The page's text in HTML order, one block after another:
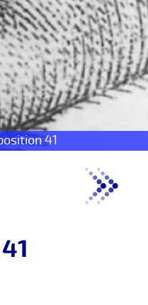
41